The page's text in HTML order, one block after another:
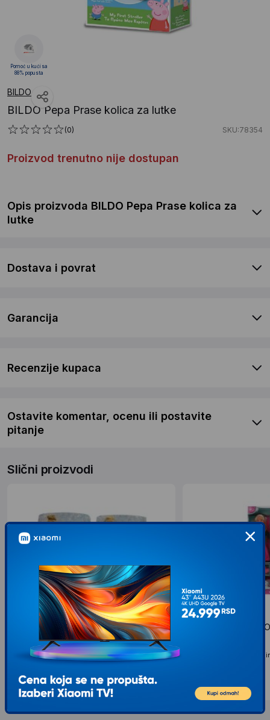
BILDO
BILDO Pepa Prase kolica za lutke
(0) SKU:78354
Proizvod trenutno nije dostupan
Pomoć u kući sa
88% popusta
Opis proizvoda BILDO Pepa Prase kolica za
lutke
Dostava i povrat
Garancija
Recenzije kupaca
Ostavite komentar, ocenu ili postavite
pitanje
Slični proizvodi
DEFA LUCY Lutka Defa Winter
27/8424
TIP: Lutke, Uzrast: 3+ godina...
00RSD
DEXY CO STEFFI
TIP: Lutke, Uzrast: 3+